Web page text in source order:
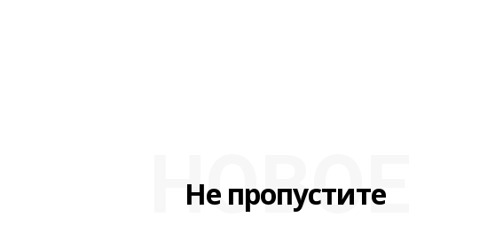
Не пропустите
НОВОЕ